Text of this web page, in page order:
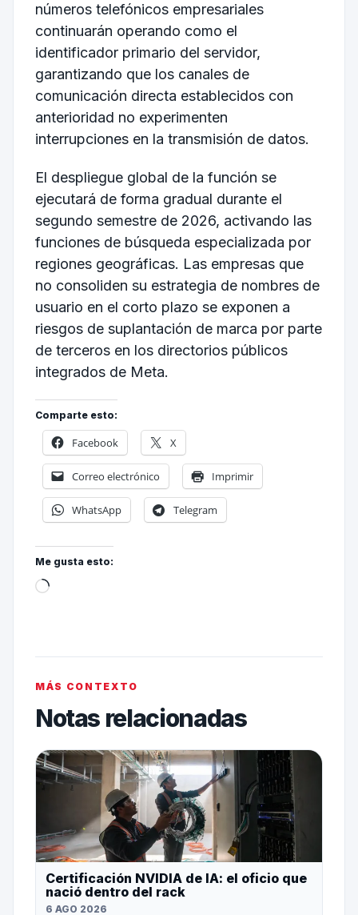
números telefónicos empresariales
continuarán operando como el
identificador primario del servidor,
garantizando que los canales de
comunicación directa establecidos con
anterioridad no experimenten
interrupciones en la transmisión de datos.
El despliegue global de la función se
ejecutará de forma gradual durante el
segundo semestre de 2026, activando las
funciones de búsqueda especializada por
regiones geográficas. Las empresas que
no consoliden su estrategia de nombres de
usuario en el corto plazo se exponen a
riesgos de suplantación de marca por parte
de terceros en los directorios públicos
integrados de Meta.
Comparte esto:
Facebook X
Correo electrónico Imprimir
WhatsApp Telegram
Me gusta esto:
MÁS CONTEXTO
Notas relacionadas
Certificación NVIDIA de IA: el oficio que
nació dentro del rack
6 AGO 2026